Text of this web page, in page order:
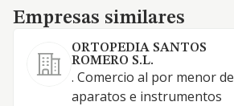
Empresas similares
Empresas similares
ORTOPEDIA SANTOS
ROMERO S.L.
. Comercio al por menor de
aparatos e instrumentos